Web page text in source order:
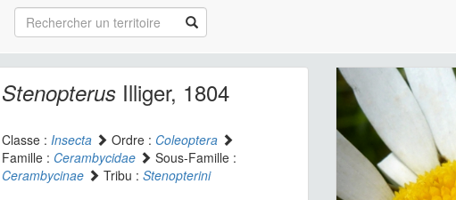
StenopterusIlliger, 1804
Classe : Insecta Ordre : Coleoptera
Famille : Cerambycidae
Sous-Famille :
Cerambycinae
Tribu : Stenopterini